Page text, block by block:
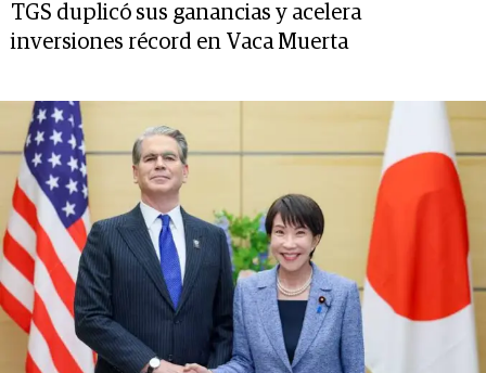
TGS duplicó sus ganancias y acelera
inversiones récord en Vaca Muerta